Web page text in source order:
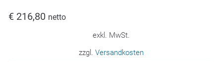
€ 216,80 netto
exkl. MwSt.
zzgl. Versandkosten